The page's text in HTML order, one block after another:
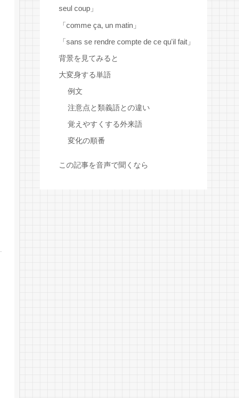
seul coup」
「comme ça, un matin」
「sans se rendre compte de ce qu'il fait」
背景を見てみると
大変身する単語
例文
注意点と類義語との違い
覚えやすくする外来語
変化の順番
この記事を音声で聞くなら